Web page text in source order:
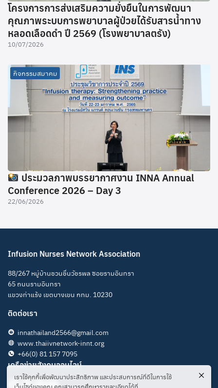
โครงการการส่งเสริมความยั่งยืนในการพัฒนา
คุณภาพระบบการพยาบาลผู้ป่วยได้รับสารน้ำทาง
หลอดเลือดดำ ปี 2569 (โรงพยาบาลตรัง)
10/07/2026
กิจกรรมสมาคม
ประมวลภาพบรรยากาศงาน INNA Annual
Conference 2026 – Day 3
22/06/2026
Infusion Nurses Network Association
88/267 หมู่บ้านชวนชื่นวัชรพล ซอยรามอินทรา
65 ถนนรามอินทรา
แขวงท่าแร้ง เขตบางเขน กทม. 10230
ติดต่อเรา
innathailand2566@gmail.com
www.thaiivnetwork-innt.org
+66(0) 81 157 7095
เครือข่ายสังคมออนไลน์
เราใช้คุกกี้เพื่อพัฒนาประสิทธิภาพ และประสบการณ์ที่ดีในการใช้